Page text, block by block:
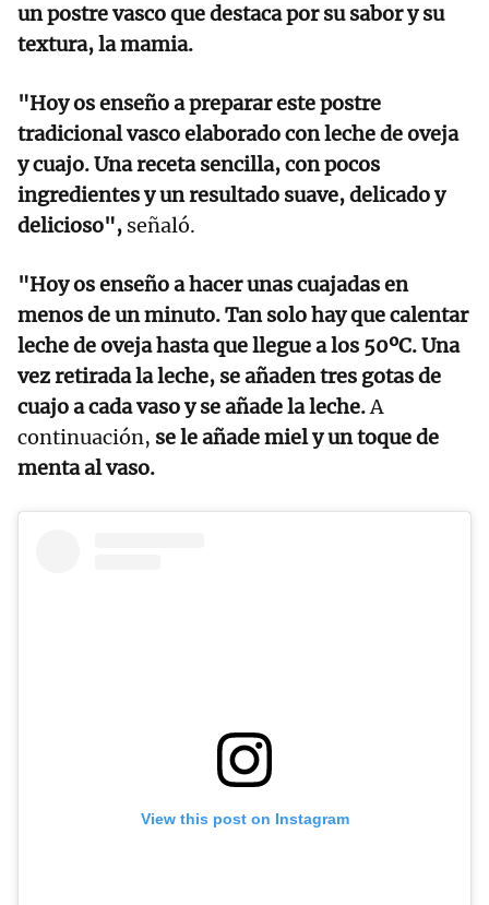
un postre vasco que destaca por su sabor y su
textura, la mamia.
"Hoy os enseño a preparar este postre
tradicional vasco elaborado con leche de oveja
y cuajo. Una receta sencilla, con pocos
ingredientes y un resultado suave, delicado y
delicioso", señaló.
"Hoy os enseño a hacer unas cuajadas en
menos de un minuto. Tan solo hay que calentar
leche de oveja hasta que llegue a los 50ºC. Una
vez retirada la leche, se añaden tres gotas de
cuajo a cada vaso y se añade la leche.A
continuación, se le añade miel y un toque de
menta al vaso.
View this post on Instagram